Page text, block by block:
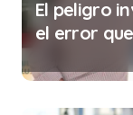
El peligro
el error
minutos
ilegalidad
la vida)